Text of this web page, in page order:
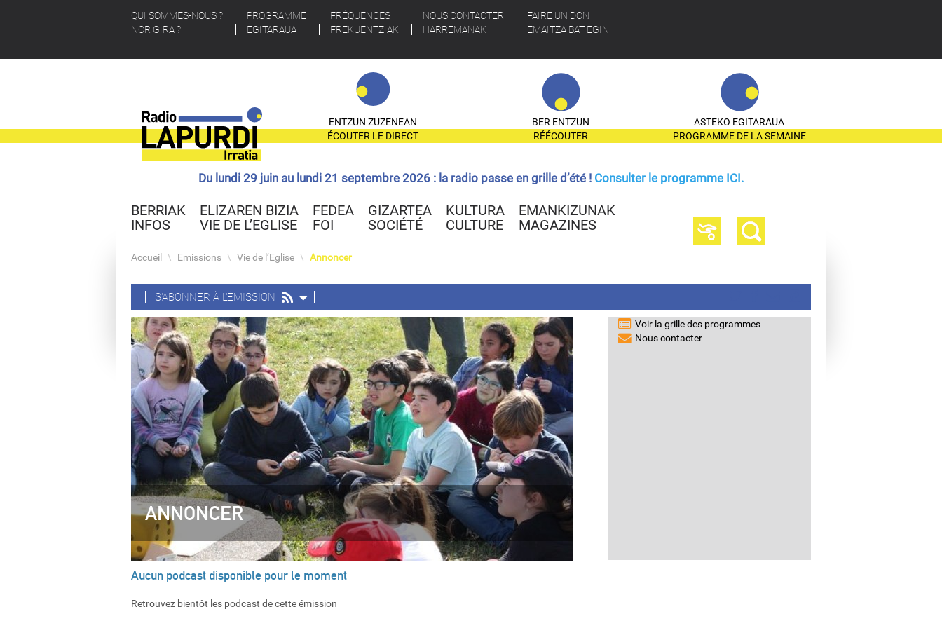
QUI SOMMES-NOUS ?
NOR GIRA ?
PROGRAMME
EGITARAUA
FRÉQUENCES
FREKUENTZIAK
NOUS CONTACTER
HARREMANAK
FAIRE UN DON
EMAITZA BAT EGIN
ENTZUN ZUZENEAN
ÉCOUTER LE DIRECT
BER ENTZUN
RÉÉCOUTER
ASTEKO EGITARAUA
PROGRAMME DE LA SEMAINE
Du lundi 29 juin au lundi 21 septembre 2026 : la radio passe en grille d’été ! Consulter le programme ICI.
BERRIAK
INFOS
ELIZAREN BIZIA
VIE DE L’EGLISE
FEDEA
FOI
GIZARTEA
SOCIÉTÉ
KULTURA
CULTURE
EMANKIZUNAK
MAGAZINES
Accueil \ Emissions \ Vie de l’Eglise \ Annoncer
S'ABONNER À L'ÉMISSION
ANNONCER
Voir la grille des programmes
Nous contacter
Aucun podcast disponible pour le moment
Retrouvez bientôt les podcast de cette émission